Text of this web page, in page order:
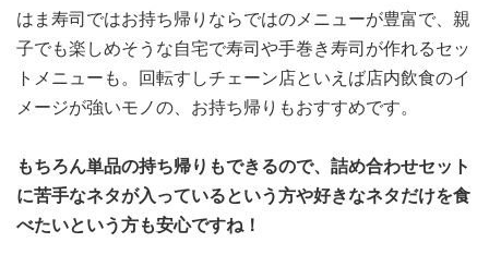
はま寿司ではお持ち帰りならではのメニューが豊富で、親
子でも楽しめそうな自宅で寿司や手巻き寿司が作れるセッ
トメニューも。回転すしチェーン店といえば店内飲食のイ
メージが強いモノの、お持ち帰りもおすすめです。
もちろん単品の持ち帰りもできるので、詰め合わせセット
に苦手なネタが入っているという方や好きなネタだけを食
べたいという方も安心ですね！